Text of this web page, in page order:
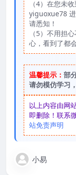
（4）在您未
yiguoxue78
请悉知！
（5）不用担
心，看到了都
温馨提示： 部
请勿模仿学习
以上内容由网
即删除！联系
站免责声明
小易